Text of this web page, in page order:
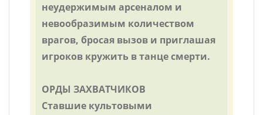
неудержимым арсеналом и
невообразимым количеством
врагов, бросая вызов и приглашая
игроков кружить в танце смерти.
ОРДЫ ЗАХВАТЧИКОВ
Ставшие культовыми